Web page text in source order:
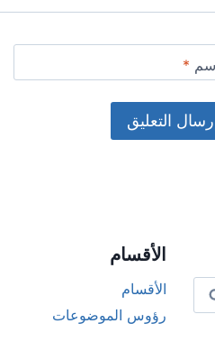
*
الأقسام
الأقسام
رؤوس الموضوعات